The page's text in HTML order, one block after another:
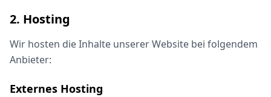
2. Hosting
Wir hosten die Inhalte unserer Website bei folgendem
Anbieter:
Externes Hosting